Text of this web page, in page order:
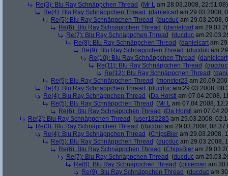
Re(3): Blu Ray Schnäppchen Thread (Mr L am 28.03.2008, 22:51:08)
Re(4): Blu Ray Schnäppchen Thread (danielcart am 29.03.2008,
Re(5): Blu Ray Schnäppchen Thread (ducduc am 29.03.2008,
Re(6): Blu Ray Schnäppchen Thread (danielcart am
Re(7): Blu Ray Schnäppchen Thread (ducduc am
Re(8): Blu Ray Schnäppchen Thread (danielcart am
Re(9): Blu Ray Schnäppchen Thread (ducduc am
Re(10): Blu Ray Schnäppchen Thread (danielcart
Re(11): Blu Ray Schnäppchen Thread (ducduc
Re(12): Blu Ray Schnäppchen Thread (
Re(5): Blu Ray Schnäppchen Thread (monster23 am
Re(4): Blu Ray Schnäppchen Thread (ducduc am 29.03.2008,
Re(4): Blu Ray Schnäppchen Thread (Da Horstl am 07.04.2008,
Re(5): Blu Ray Schnäppchen Thread (Mr L am 07.04.2008,
Re(6): Blu Ray Schnäppchen Thread (Da Horstl am
Re(2): Blu Ray Schnäppchen Thread (user182285 am 29.03.2008,
Re(3): Blu Ray Schnäppchen Thread (ducduc am 29.03.2008,
Re(4): Blu Ray Schnäppchen Thread (ChipsBier am 29.03.2008,
Re(5): Blu Ray Schnäppchen Thread (ducduc am 29.03.2008,
Re(6): Blu Ray Schnäppchen Thread (ChipsBier am
Re(7): Blu Ray Schnäppchen Thread (ducduc am
Re(8): Blu Ray Schnäppchen Thread (piiceman am
Re(9): Blu Ray Schnäppchen Thread (ducduc am